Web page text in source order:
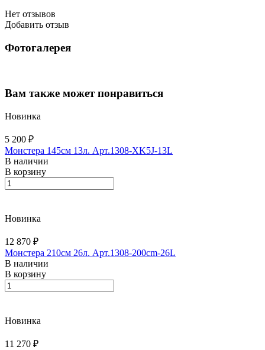
Нет отзывов
Добавить отзыв
Фотогалерея
Вам также может понравиться
Новинка
5 200 ₽
Монстера 145см 13л. Арт.1308-XK5J-13L
В наличии
В корзину
Новинка
12 870 ₽
Монстера 210см 26л. Арт.1308-200cm-26L
В наличии
В корзину
Новинка
11 270 ₽